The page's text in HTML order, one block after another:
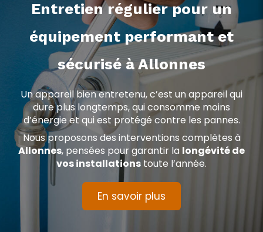
Entretien régulier pour un
équipement performant et
sécurisé à Allonnes
Un appareil bien entretenu, c’est un appareil qui
dure plus longtemps, qui consomme moins
d’énergie et qui est protégé contre les pannes.
Nous proposons des interventions complètes à
Allonnes, pensées pour garantir la longévité de
vos installations toute l’année.
En savoir plus